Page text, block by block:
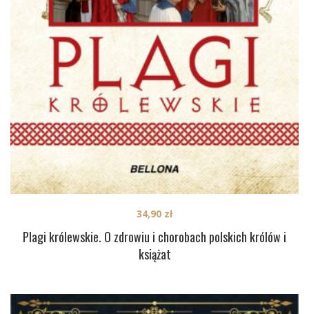
Plagi królewskie. O zdrowiu i chorobach polskich królów i
książat
34,90 zł